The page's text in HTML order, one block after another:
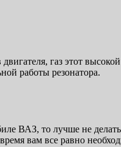
газ этот
работы резонатора.
ВАЗ, то лучше не
вам все равно